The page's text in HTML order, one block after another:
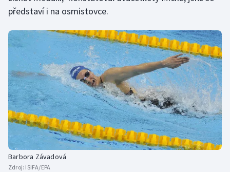
Stolní tenis
Triatlon
Veslování
Vodní slalom
Volejbal
Ostatní
představí i na osmistovce.
Barbora Závadová
Zdroj: ISIFA/EPA